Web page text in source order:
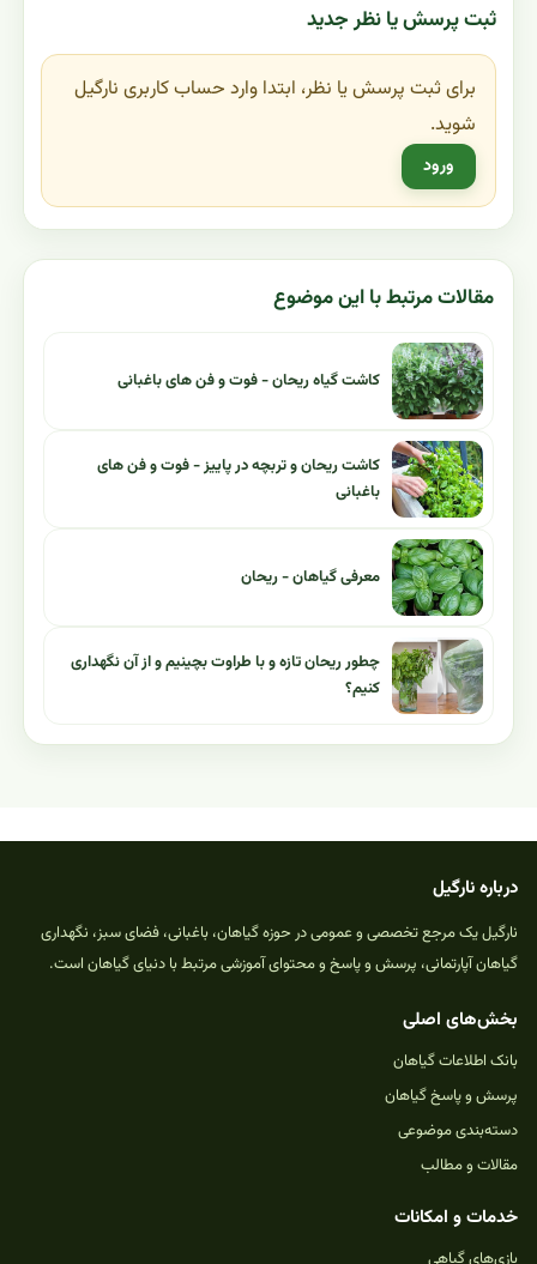
ثبت پرسش یا نظر جدید
برای ثبت پرسش یا نظر، ابتدا وارد حساب کاربری نارگیل
شوید.
ورود
مقالات مرتبط با این موضوع
کاشت گیاه ریحان - فوت و فن های باغبانی
کاشت ریحان و تربچه در پاییز - فوت و فن های
باغبانی
معرفی گیاهان - ریحان
چطور ریحان تازه و با طراوت بچینیم و از آن نگهداری
کنیم؟
درباره نارگیل
نارگیل یک مرجع تخصصی و عمومی در حوزه گیاهان، باغبانی، فضای سبز، نگهداری
گیاهان آپارتمانی، پرسش و پاسخ و محتوای آموزشی مرتبط با دنیای گیاهان است.
بخش‌های اصلی
بانک اطلاعات گیاهان
پرسش و پاسخ گیاهان
دسته‌بندی موضوعی
مقالات و مطالب
خدمات و امکانات